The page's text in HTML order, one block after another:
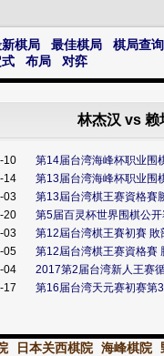
棋局 最佳棋局 棋局查询
布局 对弈
林杰汉 vs 赖
10 第14届台湾海峰杯职业围
14 第13届台湾海峰杯职业围
03 第13屆台湾棋王赛資格賽
20 第5届百灵杯世界围棋公
03 第12屆台湾棋王賽初賽 敗
05 第12屆台湾棋王赛資格賽
04 2017第2届台湾新人王赛
17 第16届台湾天元赛初赛第
日本关西棋院 海峰棋院